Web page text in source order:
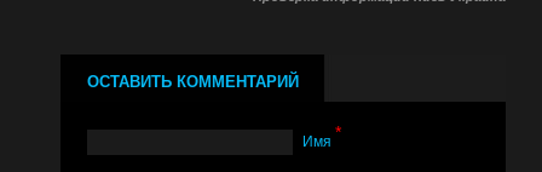
ОСТАВИТЬ КОММЕНТАРИЙ
Имя *